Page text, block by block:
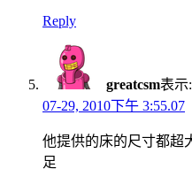
Reply
greatcsm表示:
07-29, 2010下午 3:55.07
他提供的床的尺寸都超
足